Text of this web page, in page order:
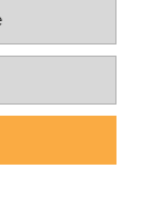
2/3, 62-002
7821337112 |